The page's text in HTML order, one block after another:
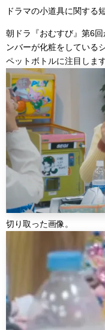
ドラマの小道具に関する
朝ドラ『おむすび』第6
ンバーが化粧をしている
ペットボトルに注目します
切り取った画像。